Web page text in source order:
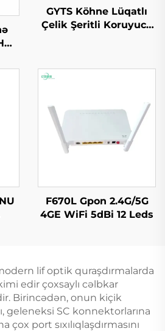
GYTS Köhne Lüqatlı
Çelik Şeritli Koruyucu
F670L Gpon 2.4G/5G
4GE WiFi 5dBi 12 Leds
lif optik quraşdırmalarda
edir çoxsaylı cəlbkar
Birincədən, onun kiçik
geleneksi SC konnektorlarına
port sıxılıqlaşdırmasını